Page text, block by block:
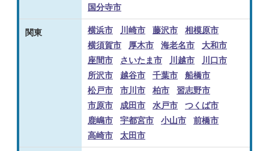
国分寺市
関東 横浜市 川崎市 藤沢市
相模原市
横須賀市
厚木市 海老名市
大和市
座間市
さいたま市 川越市
川口市
所沢市
越谷市 千葉市
船橋市
松戸市
市川市 柏市
習志野市
市原市
成田市 水戸市
つくば市
鹿嶋市
宇都宮市 小山市
前橋市
高崎市
太田市